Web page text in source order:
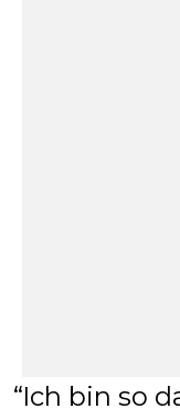
Ich bin so